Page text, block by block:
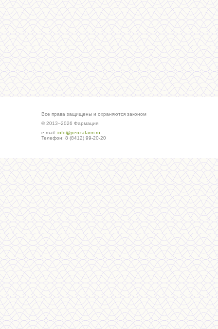
Все права защищены и охраняются законом
© 2013–2026 Фармация
е-mail: info@penzafarm.ru
Телефон: 8 (8412) 99-20-20
Сделано в студии ws-global.ru